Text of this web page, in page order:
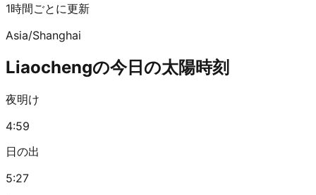
1時間ごとに更新
Asia/Shanghai
Liaochengの今日の太陽時刻
夜明け
4:59
日の出
5:27